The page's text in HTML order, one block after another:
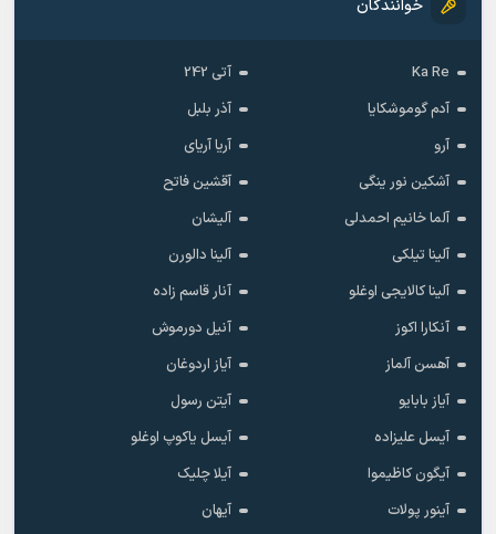
خوانندگان
Ka Re
آتی 242
آدم گوموشکایا
آذر بلبل
آرو
آریا آریای
آشکین نور ینگی
آقشین فاتح
آلما خانیم احمدلی
آلیشان
آلینا تیلکی
آلینا دالورن
آلینا کالایجی اوغلو
آنار قاسم زاده
آنکارا اکوز
آنیل دورموش
آهسن آلماز
آیاز اردوغان
آیاز بابایو
آیتن رسول
آیسل علیزاده
آیسل یاکوپ اوغلو
آیگون کاظیموا
آیلا چلیک
آینور پولات
آیهان